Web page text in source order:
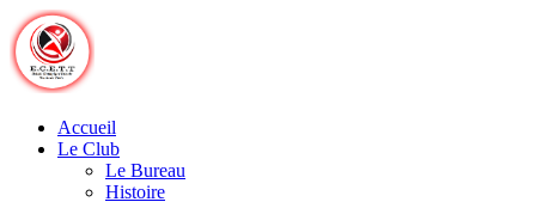
Skip
to
content
Accueil
Le Club
Le Bureau
Histoire